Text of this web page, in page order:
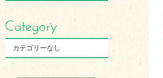
カテゴリーなし